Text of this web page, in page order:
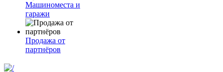
Машиноместа и
гаражи
Продажа от
партнёров